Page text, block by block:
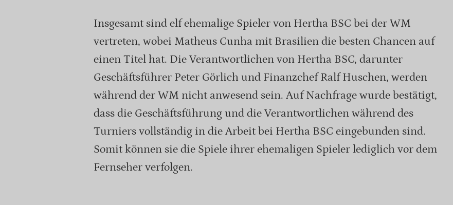
Insgesamt sind elf ehemalige Spieler von Hertha BSC bei der WM
vertreten, wobei Matheus Cunha mit Brasilien die besten Chancen auf
einen Titel hat. Die Verantwortlichen von Hertha BSC, darunter
Geschäftsführer Peter Görlich und Finanzchef Ralf Huschen, werden
während der WM nicht anwesend sein. Auf Nachfrage wurde bestätigt,
dass die Geschäftsführung und die Verantwortlichen während des
Turniers vollständig in die Arbeit bei Hertha BSC eingebunden sind.
Somit können sie die Spiele ihrer ehemaligen Spieler lediglich vor dem
Fernseher verfolgen.